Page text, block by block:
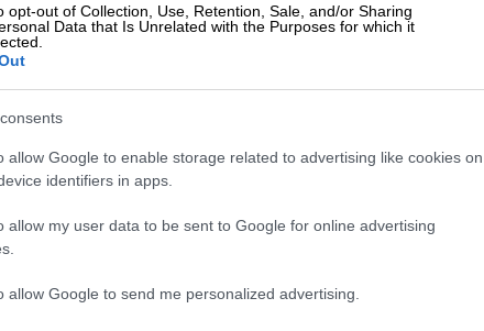
opt-out of Collection, Use, Retention, Sale, and/or Sharing
Data that Is Unrelated with the Purposes for which it
allow Google to enable storage related to advertising like cookies on
identifiers in apps.
allow my user data to be sent to Google for online advertising
allow Google to send me personalized advertising.
στην ανακοίνωση που είχε εκδώσει
όπου αναφέρονταν πως "ειδικές
κατά την πρώτη απονομή της σύνταξης,
σύνολο ή τμήμα της περιόδου Ιουνίου
και κρίθηκαν αντισυνταγματικά
επόμενο διάστημα και μέχρι το
υπάρξει δηλαδή και δεύτερη πληρωμή